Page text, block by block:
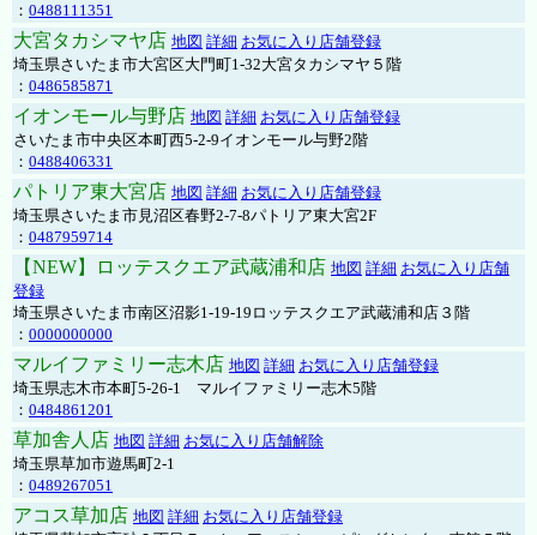
： 0488111351
大宮タカシマヤ店 地図 詳細 お気に入り店舗登録
埼玉県さいたま市大宮区大門町1-32大宮タカシマヤ５階
： 0486585871
イオンモール与野店 地図 詳細 お気に入り店舗登録
さいたま市中央区本町西5-2-9イオンモール与野2階
： 0488406331
パトリア東大宮店 地図 詳細 お気に入り店舗登録
埼玉県さいたま市見沼区春野2-7-8パトリア東大宮2F
： 0487959714
【NEW】ロッテスクエア武蔵浦和店 地図 詳細 お気に入り店舗
登録
埼玉県さいたま市南区沼影1-19-19ロッテスクエア武蔵浦和店３階
： 0000000000
マルイファミリー志木店 地図 詳細 お気に入り店舗登録
埼玉県志木市本町5-26-1 マルイファミリー志木5階
： 0484861201
草加舎人店 地図 詳細 お気に入り店舗解除
埼玉県草加市遊馬町2-1
： 0489267051
アコス草加店 地図 詳細 お気に入り店舗登録